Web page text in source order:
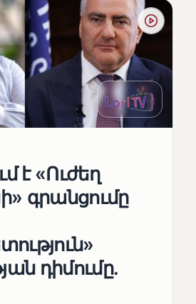
է «Ուժեղ
գրանցումը
դիմումը.